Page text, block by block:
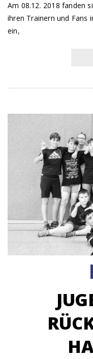
Am 08.12. 2018 fanden
ihren Trainern und Fans
ein,